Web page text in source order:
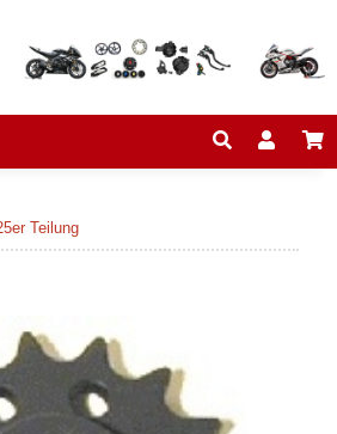
Teilung